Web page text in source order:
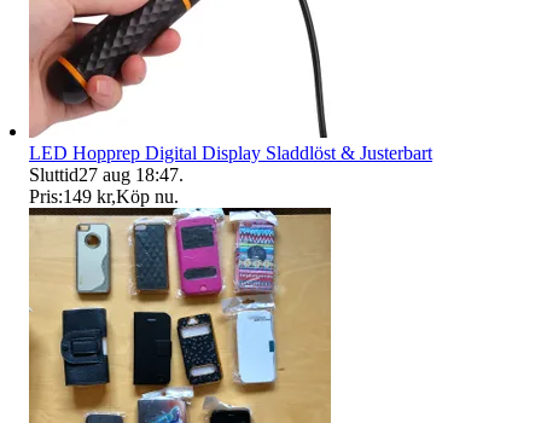
LED Hopprep Digital Display Sladdlöst & Justerbart
Sluttid27 aug 18:47.
Pris:149 kr,Köp nu.